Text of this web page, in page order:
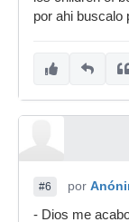
por ahi buscalo
#6 por
- Dios me